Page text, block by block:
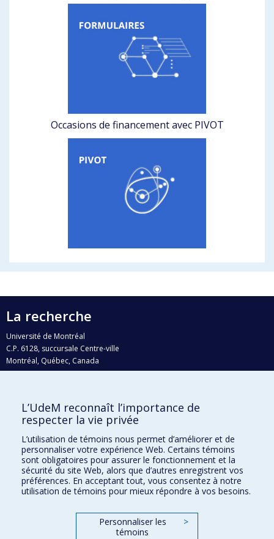
Occasions de financement avec PIVOT
La recherche
Université de Montréal
C.P. 6128, succursale Centre-ville
Montréal, Québec, Canada
H3C 3J7
Qui fait quoi?
Nous trouver
Plan du site
Accessibilité
L’UdeM reconnaît l’importance de
respecter la vie privée
L’utilisation de témoins nous permet d’améliorer et de
personnaliser votre expérience Web. Certains témoins
sont obligatoires pour assurer le fonctionnement et la
sécurité du site Web, alors que d’autres enregistrent vos
préférences. En acceptant tout, vous consentez à notre
utilisation de témoins pour mieux répondre à vos besoins.
Personnaliser les
témoins
>